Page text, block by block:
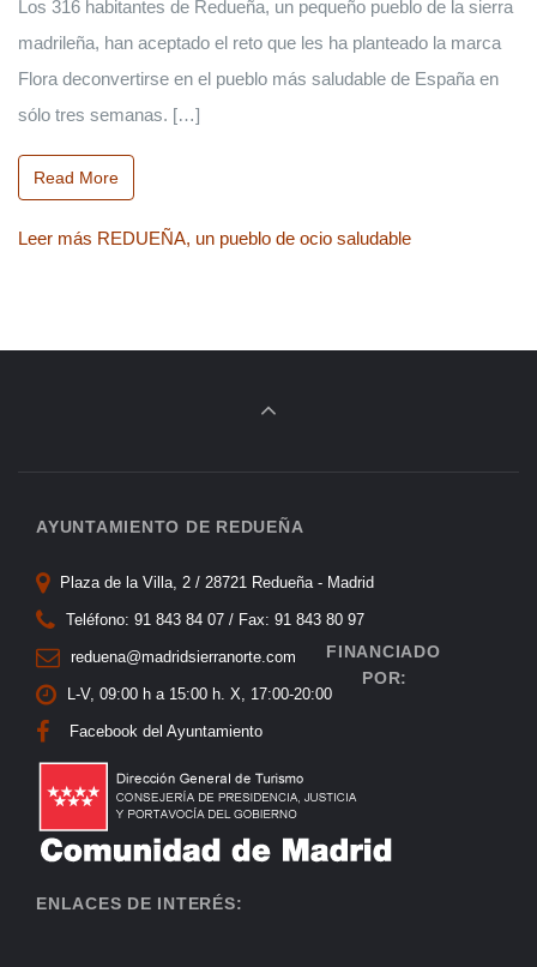
Los 316 habitantes de Redueña, un pequeño pueblo de la sierra
madrileña, han aceptado el reto que les ha planteado la marca
Flora deconvertirse en el pueblo más saludable de España en
sólo tres semanas. […]
Read More
Leer más REDUEÑA, un pueblo de ocio saludable
AYUNTAMIENTO DE REDUEÑA
Plaza de la Villa, 2 / 28721 Redueña - Madrid
Teléfono: 91 843 84 07 / Fax: 91 843 80 97
reduena@madridsierranorte.com
L-V, 09:00 h a 15:00 h. X, 17:00-20:00
Facebook del Ayuntamiento
FINANCIADO
POR:
ENLACES DE INTERÉS: